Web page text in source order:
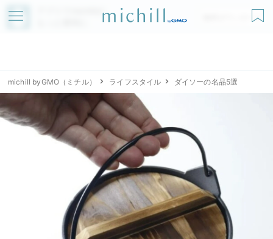
アプリでmichillが
無料ダウンロード
michill byGMO（ミチル） ライフスタイル ダイソーの名品5選